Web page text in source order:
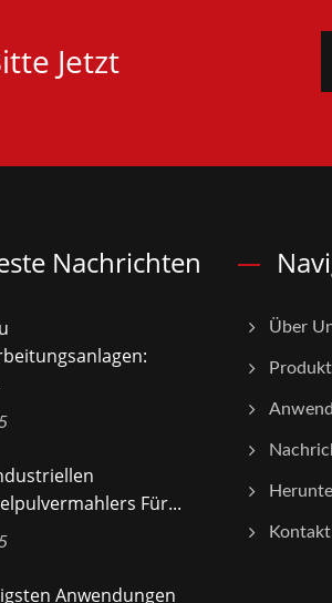
Jetzt
Nachrichten
Für...
Anwendungen
Über
Kontakt